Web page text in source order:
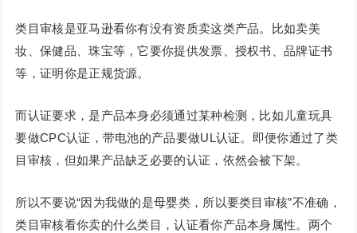
类目审核是亚马逊看你有没有资质卖这类产品。比如卖美
妆、保健品、珠宝等，它要你提供发票、授权书、品牌证书
等，证明你是正规货源。
而认证要求，是产品本身必须通过某种检测，比如儿童玩具
要做CPC认证，带电池的产品要做UL认证。即便你通过了类
目审核，但如果产品缺乏必要的认证，依然会被下架。
所以不要说“因为我做的是母婴类，所以要类目审核”不准确，
类目审核看你卖的什么类目，认证看你产品本身属性。两个